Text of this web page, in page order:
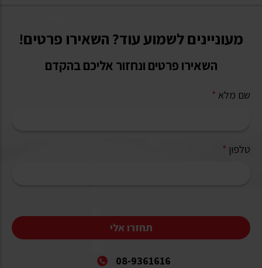
מעוניינים לשמוע עוד? השאירו פרטים!
השאירו פרטים ונחזור אליכם בהקדם
שם מלא *
טלפון *
תחזרו אלי
08-9361616